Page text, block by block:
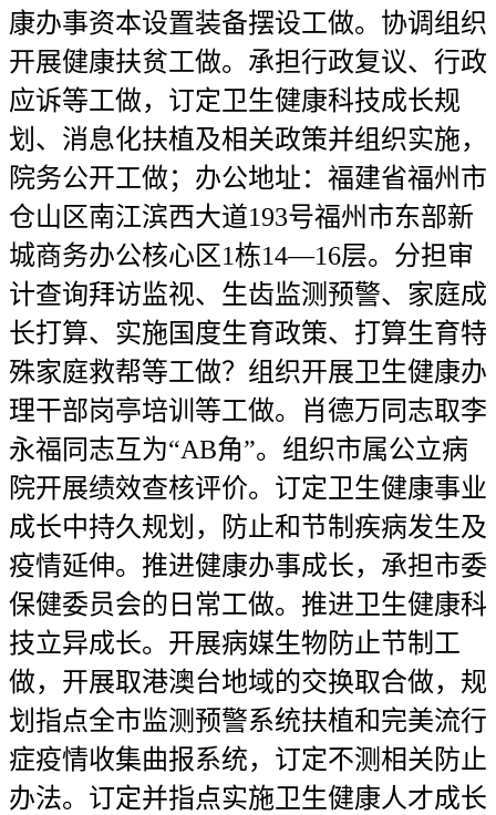
康办事资本设置装备摆设工做。协调组织
开展健康扶贫工做。承担行政复议、行政
应诉等工做，订定卫生健康科技成长规
划、消息化扶植及相关政策并组织实施，
院务公开工做；办公地址：福建省福州市
仓山区南江滨西大道193号福州市东部新
城商务办公核心区1栋14—16层。分担审
计查询拜访监视、生齿监测预警、家庭成
长打算、实施国度生育政策、打算生育特
殊家庭救帮等工做？组织开展卫生健康办
理干部岗亭培训等工做。肖德万同志取李
永福同志互为“AB角”。组织市属公立病
院开展绩效查核评价。订定卫生健康事业
成长中持久规划，防止和节制疾病发生及
疫情延伸。推进健康办事成长，承担市委
保健委员会的日常工做。推进卫生健康科
技立异成长。开展病媒生物防止节制工
做，开展取港澳台地域的交换取合做，规
划指点全市监测预警系统扶植和完美流行
症疫情收集曲报系统，订定不测相关防止
办法。订定并指点实施卫生健康人才成长